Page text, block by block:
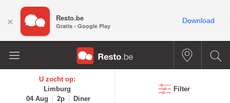
U zocht op:
Limburg
04 Aug
2p Diner
Filter
× Resto.be
Gratis - Google Play
Download